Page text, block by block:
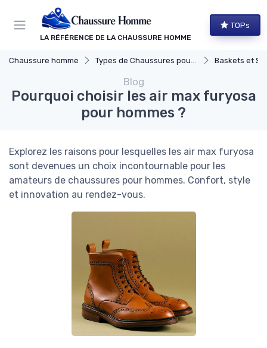
LA RÉFÉRENCE DE LA CHAUSSURE HOMME
TOPs
Chaussure homme Types de Chaussures pour Hommes Baskets et
Blog
Pourquoi choisir les air max furyosa
pour hommes ?
Explorez les raisons pour lesquelles les air max furyosa
sont devenues un choix incontournable pour les
amateurs de chaussures pour hommes. Confort, style
et innovation au rendez-vous.
Panneau de gestion des cookies